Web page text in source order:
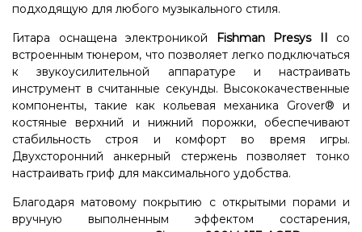
подходящую для любого музыкального стиля.
Гитара оснащена электроникой
Fishman Presys II со
встроенным тюнером, что позволяет легко подключаться
к звукоусилительной аппаратуре и настраивать
инструмент в считанные секунды. Высококачественные
компоненты, такие как кольевая механика Grover® и
костяные верхний и нижний порожки, обеспечивают
стабильность строя и комфорт во время игры.
Двухсторонний анкерный стержень позволяет тонко
настраивать гриф для максимального удобства.
Благодаря матовому покрытию с открытыми порами и
вручную выполненным эффектом состарения,